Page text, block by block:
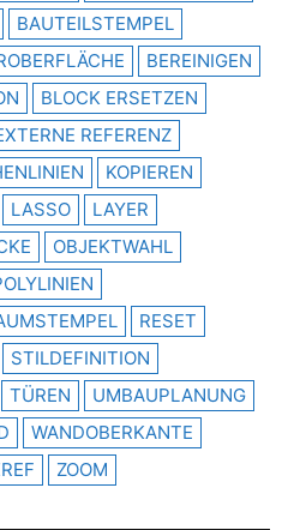
BAUTEILSTEMPEL
BEREINIGEN
BLOCK ERSETZEN
REFERENZ
KOPIEREN
LASSO
LAYER
OBJEKTWAHL
RESET
STILDEFINITION
TÜREN
UMBAUPLANUNG
WANDOBERKANTE
ZOOM